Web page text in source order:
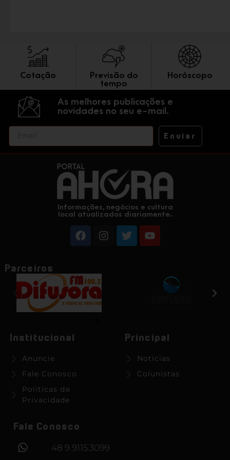
Cotação
Previsão do
tempo
Horóscopo
As melhores publicações e
novidades no seu e-mail.
Enviar
Informações, negócios e cultura
local atualizados diariamente.
Parceiros
Institucional
Anuncie
Fale Conosco
Políticas de
Privacidade
Principal
Notícias
Colunistas
Fale Conosco
48 9 9115.3099